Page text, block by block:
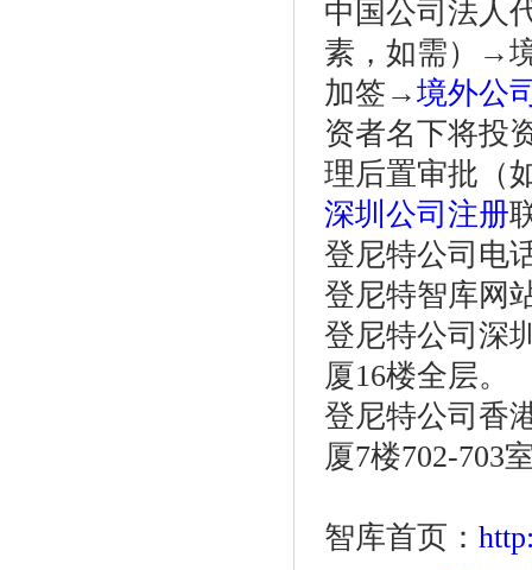
中国公司法人
素，如需）→
加签→境外公
资者名下将投
理后置审批（
深圳公司注册
登尼特公司电
登尼特智库网
登尼特公司深
厦16楼全层。
登尼特公司香
厦7楼702-703
智库首页：